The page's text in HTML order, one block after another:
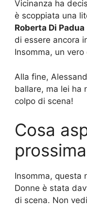
Vicinanza ha
è scoppiata una
Roberta Di Padua
di essere ancora
Insomma, un
Alla fine,
ballare, ma lei ha
colpo di scena!
Cosa
Insomma, questa
Donne è stata
di scena. Non